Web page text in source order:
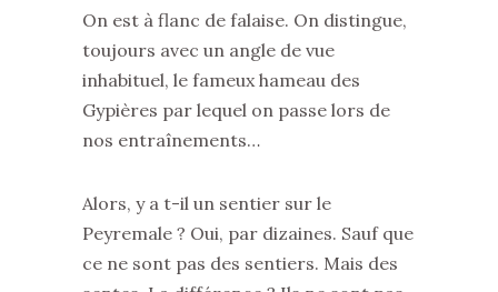
On est à flanc de falaise. On distingue,
toujours avec un angle de vue
inhabituel, le fameux hameau des
Gypières par lequel on passe lors de
nos entraînements…
Alors, y a t-il un sentier sur le
Peyremale ? Oui, par dizaines. Sauf que
ce ne sont pas des sentiers. Mais des